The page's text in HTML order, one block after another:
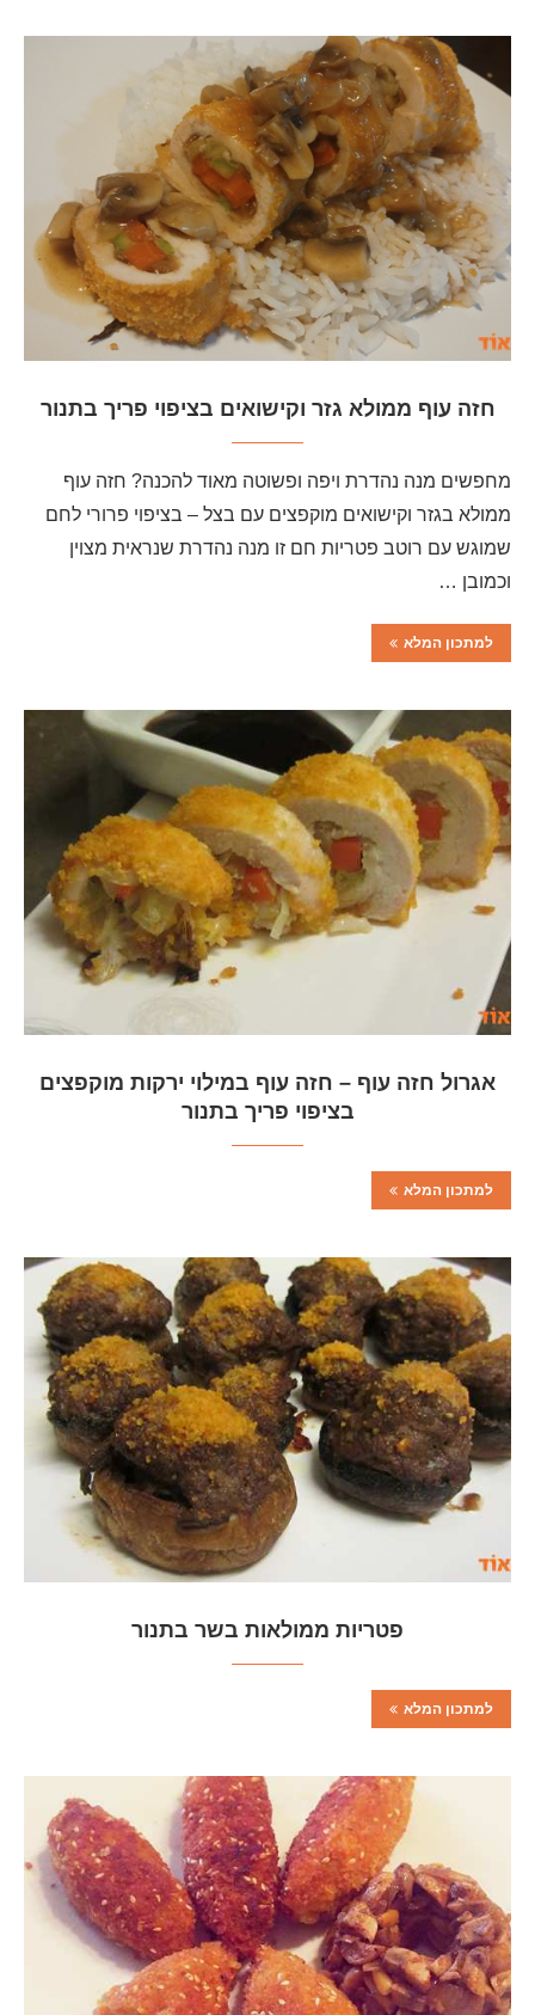
חזה עוף ממולא גזר וקישואים בציפוי פריך בתנור
מחפשים מנה נהדרת ויפה ופשוטה מאוד להכנה? חזה עוף
ממולא בגזר וקישואים מוקפצים עם בצל – בציפוי פרורי לחם
שמוגש עם רוטב פטריות חם זו מנה נהדרת שנראית מצוין
וכמובן …
למתכון המלא
אגרול חזה עוף – חזה עוף במילוי ירקות מוקפצים
בציפוי פריך בתנור
למתכון המלא
פטריות ממולאות בשר בתנור
למתכון המלא